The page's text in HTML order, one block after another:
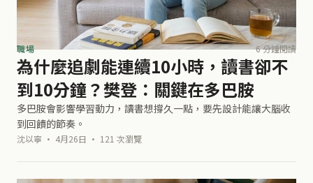
職場 6 分鐘閱讀
為什麼追劇能連續10小時，讀書卻不
到10分鐘？樊登：關鍵在多巴胺
多巴胺會影響學習動力，讀書想撐久一點，要先設計能讓大腦收
到回饋的節奏。
沈以寧 · 4月26日 · 121 次瀏覽